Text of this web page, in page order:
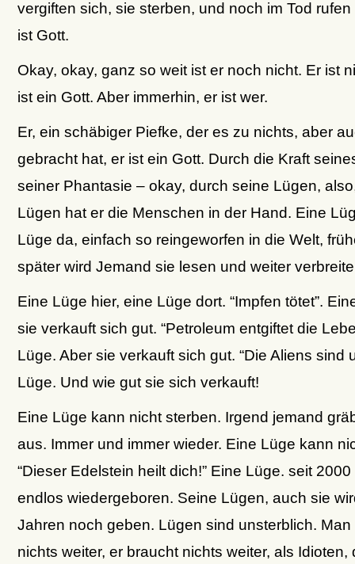
vergiften sich, sie sterben, und noch im Tod
ist Gott.
Okay, okay, ganz so weit ist er noch nicht. Er ist
ist ein Gott. Aber immerhin, er ist wer.
Er, ein schäbiger Piefke, der es zu nichts, aber
gebracht hat, er ist ein Gott. Durch die Kraft
seiner Phantasie – okay, durch seine Lügen,
Lügen hat er die Menschen in der Hand. Eine
Lüge da, einfach so reingeworfen in die Welt,
später wird Jemand sie lesen und weiter
Eine Lüge hier, eine Lüge dort. “Impfen tötet”.
sie verkauft sich gut. “Petroleum entgiftet die
Lüge. Aber sie verkauft sich gut. “Die Aliens sind
Lüge. Und wie gut sie sich verkauft!
Eine Lüge kann nicht sterben. Irgend jemand
aus. Immer und immer wieder. Eine Lüge kann
“Dieser Edelstein heilt dich!” Eine Lüge. seit
endlos wiedergeboren. Seine Lügen, auch sie
Jahren noch geben. Lügen sind unsterblich. Man
nichts weiter, er braucht nichts weiter, als Idioten,